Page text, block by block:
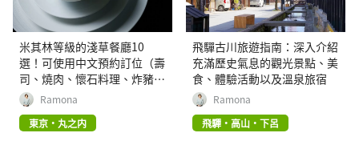
米其林等級的淺草餐廳10
選！可使用中文預約訂位（壽
司、燒肉、懷石料理、炸豬
排）Ramona
東京・丸之内
飛驒古川旅遊指南：深入介紹
充滿歷史氣息的觀光景點、美
食、體驗活動以及溫泉旅宿
Ramona
飛驒・高山・下呂